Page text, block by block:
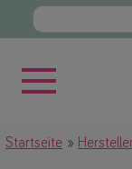
Startseite